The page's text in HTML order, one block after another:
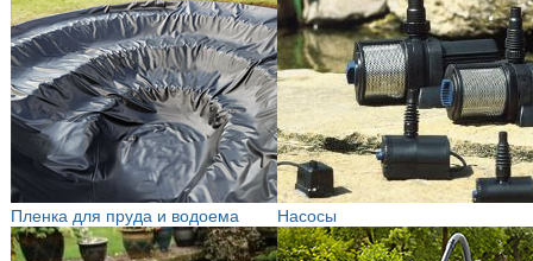
Пленка для пруда и водоема Насосы